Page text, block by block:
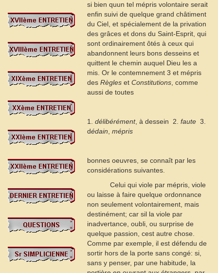
si bien quun tel mépris volontaire serait
enfin suivi de quelque grand châtiment
du Ciel, et spécialement de la privation
des grâces et dons du Saint-Esprit, qui
sont ordinairement ôtés à ceux qui
abandonnent leurs bons desseins et
quittent le chemin auquel Dieu les a
mis. Or le contemnement 3 et mépris
des Règles et Constitutions , comme
aussi de toutes
1. délibérément, à dessein  2. faute  3.
dédain mépris
bonnes oeuvres, se connaît par les
considérations suivantes.
Celui qui viole par mépris, viole
ou laisse à faire quelque ordonnance
non seulement volontairement, mais
destinément; car sil la viole par
inadvertance, oubli, ou surprise de
quelque passion, cest autre chose.
Comme par exemple, il est défendu de
sortir hors de la porte sans congé: si,
sans y penser, par une habitude, la